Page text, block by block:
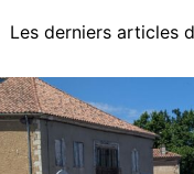
Les derniers articles